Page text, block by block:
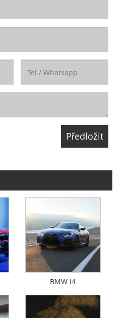
BMW i4